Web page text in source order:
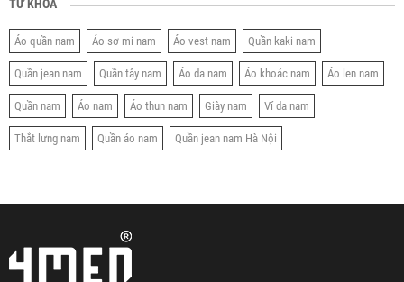
TỪ KHÓA
Áo quần nam Áo sơ mi nam Áo vest nam Quần kaki nam
Quần jean nam Quần tây nam Áo da nam Áo khoác nam Áo len nam
Quần nam Áo nam Áo thun nam Giày nam Ví da nam
Thắt lưng nam Quần áo nam Quần jean nam Hà Nội